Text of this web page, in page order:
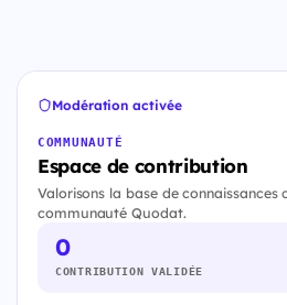
Modération activée
COMMUNAUTÉ
Espace de contribution
Valorisons la base de connaissances
communauté Quodat.
0
CONTRIBUTION VALIDÉE